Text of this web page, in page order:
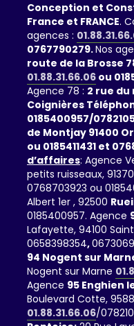
Conception et
France et FRANCE.
agences :
0767790279.Nos
route de la Brosse
01.88.31.66.06 ou
Agence 78 : 2 rue du
Coignières
0185400957/
de Montjay 91400
ou 0185411431 et
d’affaires: Agence
petits ruisseaux,
0768703923 ou
Albert 1er , 92500
0185400957. Agence
Lafayette, 94100
0658398354,
94 Nogent sur
Nogent sur Marne
Agence 95 Enghien
Boulevard Cotte,
01.88.31.66.06/